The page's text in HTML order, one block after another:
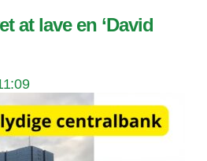
at lave en ‘David